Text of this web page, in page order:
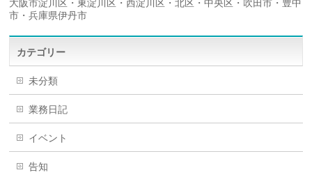
大阪市淀川区・東淀川区・西淀川区・北区・中央区・吹田市・豊中
市・兵庫県伊丹市
カテゴリー
未分類
業務日記
イベント
告知